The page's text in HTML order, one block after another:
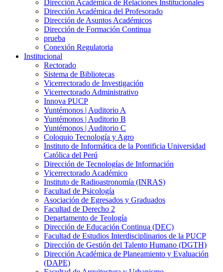
Dirección Académica de Relaciones Institucionales
Dirección Académica del Profesorado
Dirección de Asuntos Académicos
Dirección de Formación Continua
prueba
Conexión Regulatoria
Institucional
Rectorado
Sistema de Bibliotecas
Vicerrectorado de Investigación
Vicerrectorado Administrativo
Innova PUCP
Yuntémonos | Auditorio A
Yuntémonos | Auditorio B
Yuntémonos | Auditorio C
Coloquio Tecnología y Agro
Instituto de Informática de la Pontificia Universidad
Católica del Perú
Dirección de Tecnologías de Información
Vicerrectorado Académico
Instituto de Radioastronomía (INRAS)
Facultad de Psicología
Asociación de Egresados y Graduados
Facultad de Derecho 2
Departamento de Teología
Dirección de Educación Continua (DEC)
Facultad de Estudios Interdisciplinarios de la PUCP
Dirección de Gestión del Talento Humano (DGTH)
Dirección Académica de Planeamiento y Evaluación
(DAPE)